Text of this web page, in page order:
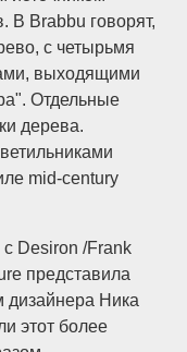
В Brabbu говорят,
с четырьмя
выходящими
Отдельные
дерева.
mid-century